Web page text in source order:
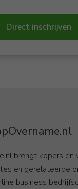
Direct inschrijven
brengt kopers en
en gerelateerde
business